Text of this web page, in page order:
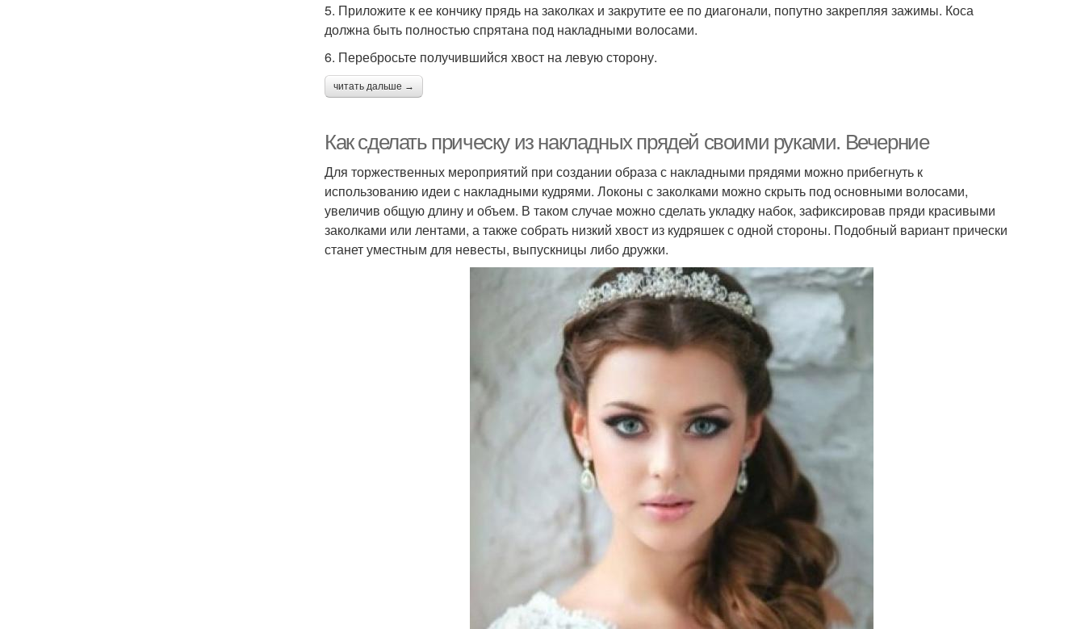
5. Приложите к ее кончику прядь на заколках и закрутите ее по диагонали, попутно закрепляя зажимы. Коса
должна быть полностью спрятана под накладными волосами.
6. Перебросьте получившийся хвост на левую сторону.
читать дальше →
Как сделать прическу из накладных прядей своими руками. Вечерние
Для торжественных мероприятий при создании образа с накладными прядями можно прибегнуть к
использованию идеи с накладными кудрями. Локоны с заколками можно скрыть под основными волосами,
увеличив общую длину и объем. В таком случае можно сделать укладку набок, зафиксировав пряди красивыми
заколками или лентами, а также собрать низкий хвост из кудряшек с одной стороны. Подобный вариант прически
станет уместным для невесты, выпускницы либо дружки.